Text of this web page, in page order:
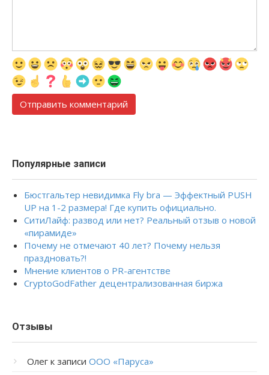
Популярные записи
Бюстгальтер невидимка Fly bra — Эффектный PUSH
UP на 1-2 размера! Где купить официально.
СитиЛайф: развод или нет? Реальный отзыв о новой
«пирамиде»
Почему не отмечают 40 лет? Почему нельзя
праздновать?!
Мнение клиентов о PR-агентстве
CryptoGodFather децентрализованная биржа
Отзывы
Олег к записи ООО «Паруса»